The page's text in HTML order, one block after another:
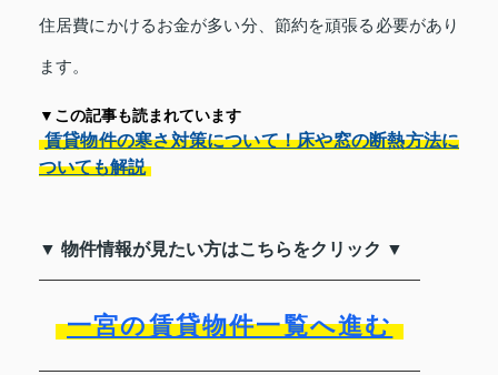
住居費にかけるお金が多い分、節約を頑張る必要があり
ます。
▼この記事も読まれています
賃貸物件の寒さ対策について！床や窓の断熱方法に
ついても解説
▼ 物件情報が見たい方はこちらをクリック ▼
一宮の賃貸物件一覧へ進む